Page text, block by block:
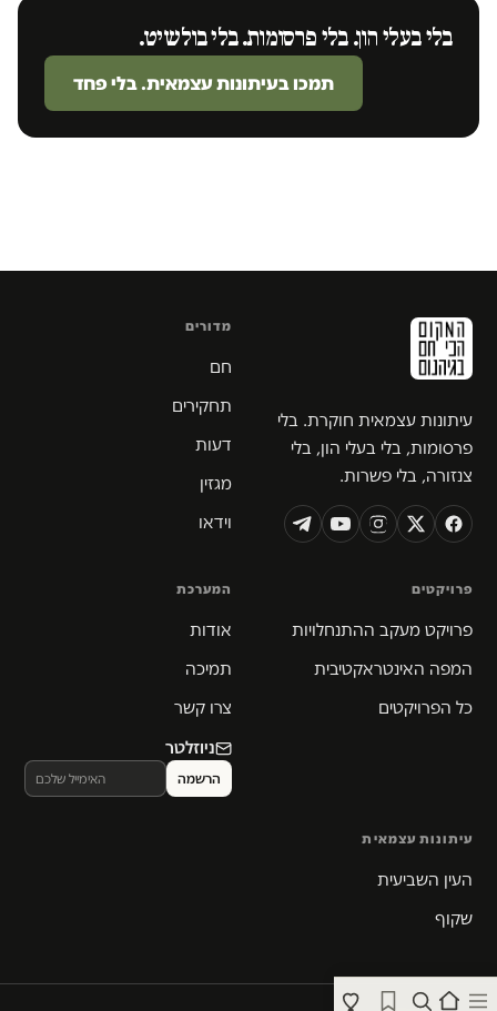
בלי בעלי הון. בלי פרסומות. בלי בולשיט.
תמכו בעיתונות עצמאית. בלי פחד
עיתונות עצמאית חוקרת. בלי
פרסומות, בלי בעלי הון, בלי
צנזורה, בלי פשרות.
מדורים
חם
תחקירים
דעות
מגזין
וידאו
פרויקטים
פרויקט מעקב ההתנחלויות
המפה האינטראקטיבית
כל הפרויקטים
המערכת
אודות
תמיכה
צרו קשר
ניוזלטר
עיתונות עצמאית
העין השביעית
שקוף